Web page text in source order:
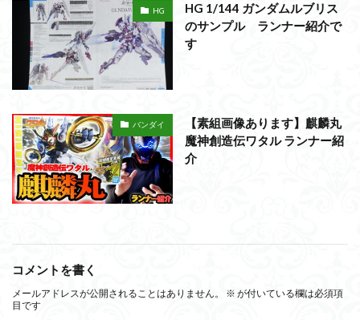
HG
HG 1/144 ガンダムルブリス
のサンプル ランナー紹介で
す
バンダイ
【素組画像あります】麒麟丸
魔神創造伝ワタル ランナー紹
介
コメントを書く
メールアドレスが公開されることはありません。 ※ が付いている欄は必須項
目です